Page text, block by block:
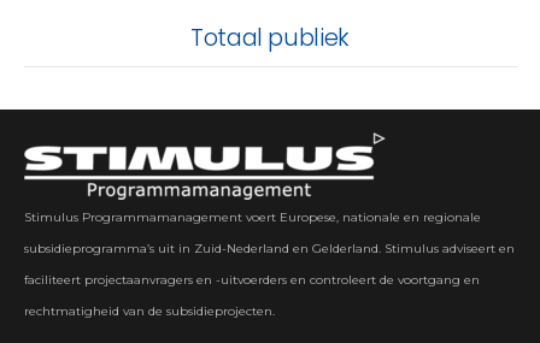
Totaal publiek
Stimulus Programmamanagement voert Europese, nationale en regionale
subsidieprogramma’s uit in Zuid-Nederland en Gelderland. Stimulus adviseert en
faciliteert projectaanvragers en -uitvoerders en controleert de voortgang en
rechtmatigheid van de subsidieprojecten.